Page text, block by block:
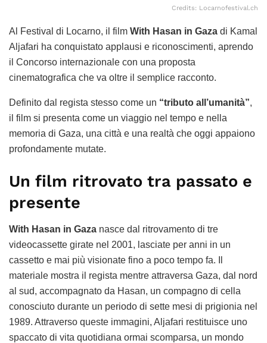
Credits: Locarnofestival.ch
Al Festival di Locarno, il film With Hasan in Gaza di Kamal
Aljafari ha conquistato applausi e riconoscimenti, aprendo
il Concorso internazionale con una proposta
cinematografica che va oltre il semplice racconto.
Definito dal regista stesso come un “tributo all’umanità”,
il film si presenta come un viaggio nel tempo e nella
memoria di Gaza, una città e una realtà che oggi appaiono
profondamente mutate.
Un film ritrovato tra passato e
presente
With Hasan in Gaza nasce dal ritrovamento di tre
videocassette girate nel 2001, lasciate per anni in un
cassetto e mai più visionate fino a poco tempo fa. Il
materiale mostra il regista mentre attraversa Gaza, dal nord
al sud, accompagnato da Hasan, un compagno di cella
conosciuto durante un periodo di sette mesi di prigionia nel
1989. Attraverso queste immagini, Aljafari restituisce uno
spaccato di vita quotidiana ormai scomparsa, un mondo